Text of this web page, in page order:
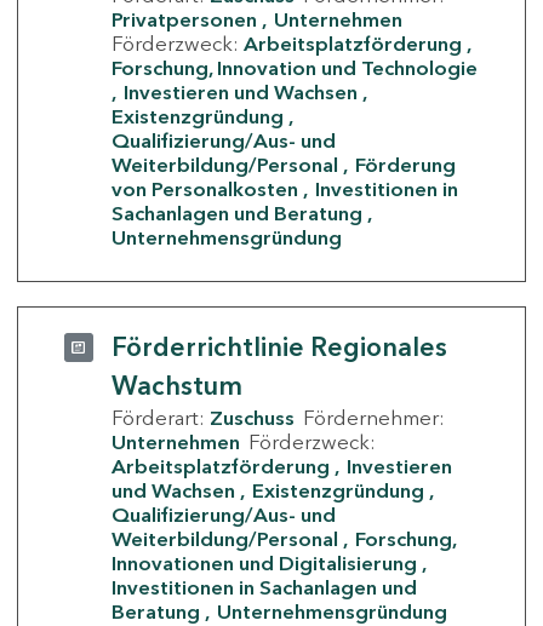
Privatpersonen
Unternehmen
Förderzweck: Arbeitsplatzförderung
Forschung, Innovation und Technologie
Investieren und Wachsen
Existenzgründung
Qualifizierung/Aus- und
Weiterbildung/Personal
Förderung
von Personalkosten
Investitionen in
Sachanlagen und Beratung
Unternehmensgründung
Förderrichtlinie Regionales
Wachstum
Förderart: Zuschuss Fördernehmer:
Unternehmen Förderzweck:
Arbeitsplatzförderung
Investieren
und Wachsen
Existenzgründung
Qualifizierung/Aus- und
Weiterbildung/Personal
Forschung,
Innovationen und Digitalisierung
Investitionen in Sachanlagen und
Beratung
Unternehmensgründung